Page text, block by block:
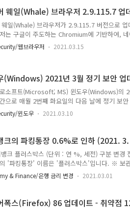
릴 것을 추천합니다. V3 Lite에서 권장한다는
도에 그칩니다. V3 Lite는 설정만 "높음"으로
웨일(Whale) 브라우저 2.9.115.7 업
웨일(Whale) 브라우저가 2.9.115.7 버전으로 업
는 구글이 주도하는 Chromium에 기반하여,
. 이번에 업데이트된 버전은 Chromium 86 기
신규 - [웨일온] 리액션 기능 추가 - [웨일
패널이 열린 상태로 창 최소화 시 CPU 사용량
발생 해결 - 캡처 이미지 편집 오류 해결 - 캡
웹브라우저 2021.03.15
(Windows) 2021년 3월 정기 보안 업
소프트(Microsoft; MS) 윈도우(Windows)의
으로 매월 2번째 화요일의 다음 날에 정기 보
로데이(0-day) 취약점과 10건의 크리티컬
에 대한 보안 패치가 이루어졌습니다. 윈도우
표시되며, 보안 업데이트가 포함되어 있습
윈도우 2021.03.10
크의 파킹통장 0.6%로 인하 (2021.
크 플러스박스 (단위 : 연 %, 세전) 구분 변
'파킹통장' 이름은 '플러스박스'입니다. ※ 보
(지난 이자지급일로부터 다음 이자지급일 전
'원래' 하루만 맡겨도 줍니다. '줍니다' = 이자
) 시행일자 금리 2020년 상품 출시 당시 0.70
& Finance/은행 금리 변경 2021.03.01
폭스(Firefox) 86 업데이트 - 취약점